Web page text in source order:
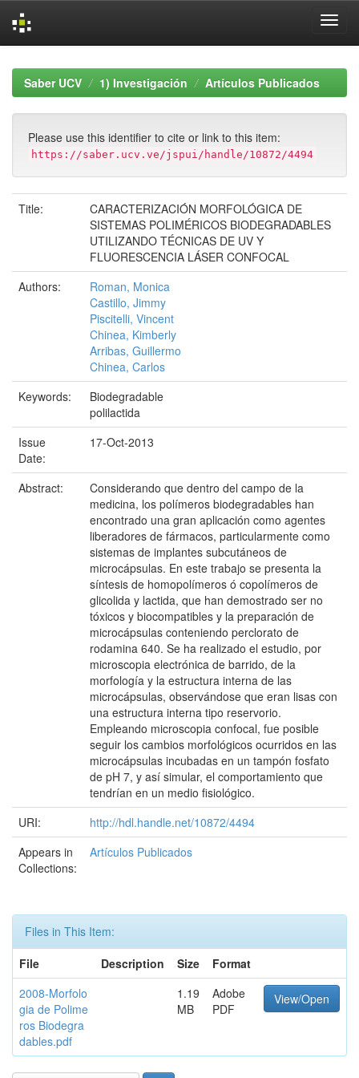
navigationSaber UCV 1) Investigación Artículos Publicados
Please use this identifier to cite or link to this item:
https://saber.ucv.ve/jspui/handle/10872/4494
Title:
CARACTERIZACIÓN MORFOLÓGICA DE
SISTEMAS POLIMÉRICOS BIODEGRADABLES
UTILIZANDO TÉCNICAS DE UV Y
FLUORESCENCIA LÁSER CONFOCAL
Authors:
Roman, Monica
Castillo, Jimmy
Piscitelli, Vincent
Chinea, Kimberly
Arribas, Guillermo
Chinea, Carlos
Keywords:
Biodegradable
polilactida
Issue
Date:
17-Oct-2013
Abstract:
Considerando que dentro del campo de la
medicina, los polímeros biodegradables han
encontrado una gran aplicación como agentes
liberadores de fármacos, particularmente como
sistemas de implantes subcutáneos de
microcápsulas. En este trabajo se presenta la
síntesis de homopolímeros ó copolímeros de
glicolida y lactida, que han demostrado ser no
tóxicos y biocompatibles y la preparación de
microcápsulas conteniendo perclorato de
rodamina 640. Se ha realizado el estudio, por
microscopia electrónica de barrido, de la
morfología y la estructura interna de las
microcápsulas, observándose que eran lisas con
una estructura interna tipo reservorio.
Empleando microscopia confocal, fue posible
seguir los cambios morfológicos ocurridos en las
microcápsulas incubadas en un tampón fosfato
de pH 7, y así simular, el comportamiento que
tendrían en un medio fisiológico.
URI:
http://hdl.handle.net/10872/4494
Appears in
Collections:
Artículos Publicados
Files in This Item:
File
Description Size
Format
2008-Morfolo
gia de Polime
ros Biodegra
dables.pdf
1.19
MB
Adobe
PDF
View/Open